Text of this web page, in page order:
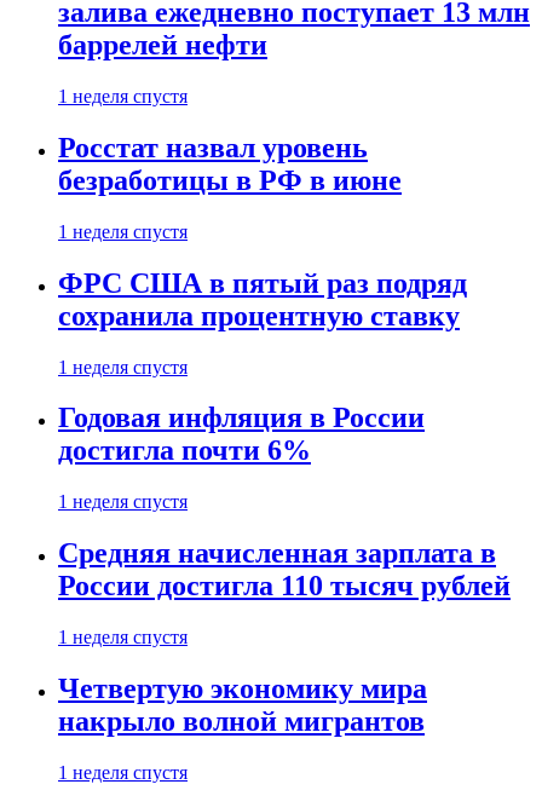
залива ежедневно поступает 13 млн
баррелей нефти
1 неделя спустя
Росстат назвал уровень
безработицы в РФ в июне
1 неделя спустя
ФРС США в пятый раз подряд
сохранила процентную ставку
1 неделя спустя
Годовая инфляция в России
достигла почти 6%
1 неделя спустя
Средняя начисленная зарплата в
России достигла 110 тысяч рублей
1 неделя спустя
Четвертую экономику мира
накрыло волной мигрантов
1 неделя спустя